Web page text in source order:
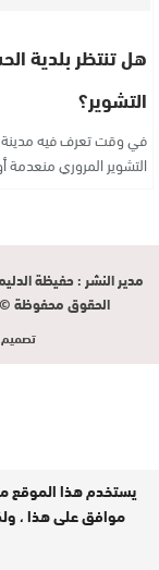
هل تنتظر بلدية
التشوير؟
في وقت تعرف فيه مدينة
التشوير المروري
مدير النشر : حفيظة
الحقوق محفوظة ©
يستخدم هذا الموقع
موافق على هذا ،